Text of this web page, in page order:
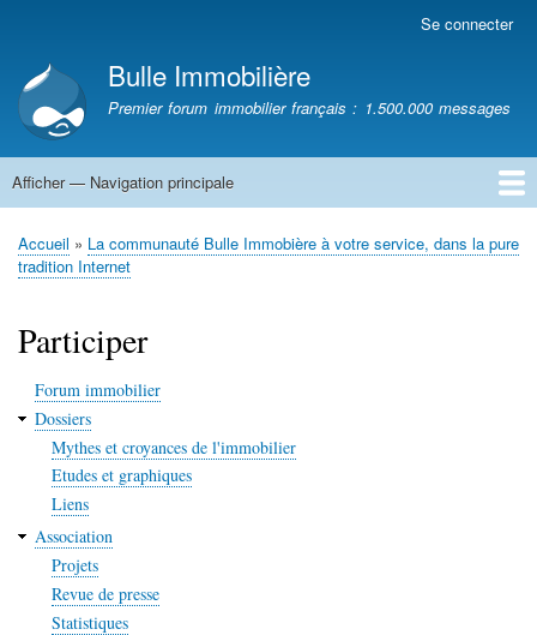
contenu
principal
compte
de
l'utilisateur
Se connecter
Bulle Immobilière
Premier forum immobilier français : 1.500.000 messages
Navigation
Afficher — Navigation principale
Accueil
Fil
Accueil
La communauté Bulle Immobière à votre service, dans la pure
tradition Internet
Participer
Forum immobilier
Dossiers
Mythes et croyances de l'immobilier
Etudes et graphiques
Liens
Association
Projets
Revue de presse
Statistiques